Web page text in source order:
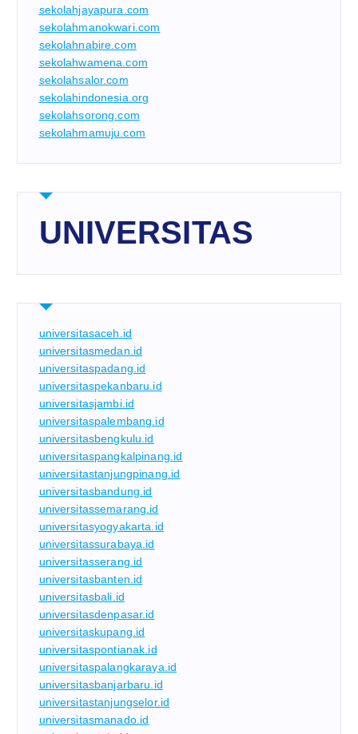
sekolahjayapura.com
sekolahmanokwari.com
sekolahnabire.com
sekolahwamena.com
sekolahsalor.com
sekolahindonesia.org
sekolahsorong.com
sekolahmamuju.com
UNIVERSITAS
universitasaceh.id
universitasmedan.id
universitaspadang.id
universitaspekanbaru.id
universitasjambi.id
universitaspalembang.id
universitasbengkulu.id
universitaspangkalpinang.id
universitastanjungpinang.id
universitasbandung.id
universitassemarang.id
universitasyogyakarta.id
universitassurabaya.id
universitasserang.id
universitasbanten.id
universitasbali.id
universitasdenpasar.id
universitaskupang.id
universitaspontianak.id
universitaspalangkaraya.id
universitasbanjarbaru.id
universitastanjungselor.id
universitasmanado.id